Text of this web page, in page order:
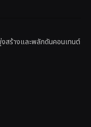
สร้างและพลักดันคอนเทนต์